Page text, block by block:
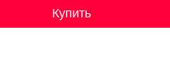
Купить